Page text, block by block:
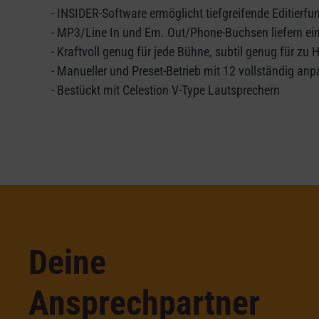
- INSIDER-Software ermöglicht tiefgreifende
- MP3/Line In und Em. Out/Phone-Buchsen liefern
- Kraftvoll genug für jede Bühne, subtil genug für zu
- Manueller und Preset-Betrieb mit 12 vollständig
- Bestückt mit Celestion V-Type Lautsprechern
Deine
Ansprechpartner